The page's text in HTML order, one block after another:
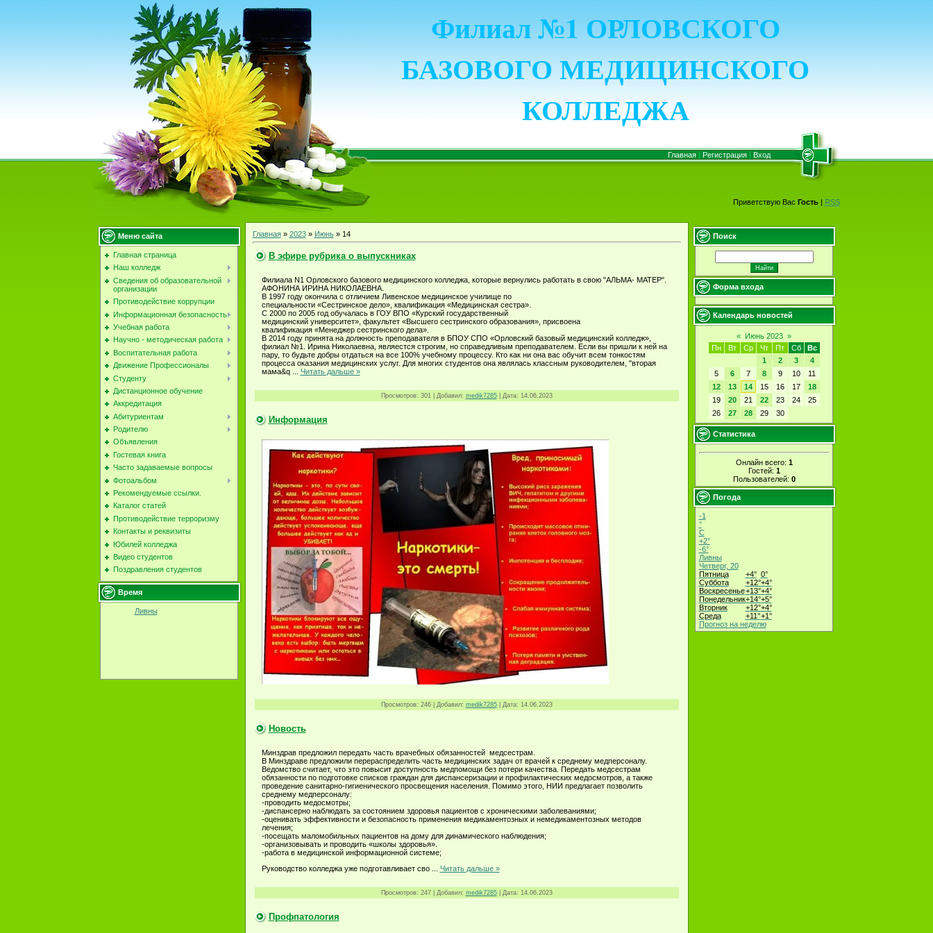
Филиал №1 ОРЛОВСКОГО
БАЗОВОГО МЕДИЦИНСКОГО
КОЛЛЕДЖА
Главная| Регистрация| Вход
Приветствую Вас Гость|RSS
Меню сайта
Главная страница
Наш колледж
Сведения об образовательной
организации
Противодействие коррупции
Информационная безопасность
Учебная работа
Научно - методическая работа
Воспитательная работа
Движение Профессионалы
Студенту
Дистанционное обучение
Аккредитация
Абитуриентам
Родителю
Объявления
Гостевая книга
Часто задаваемые вопросы
Фотоальбом
Рекомендуемые ссылки.
Каталог статей
Противодействие терроризму
Контакты и реквизиты
Юбилей колледжа
Видео студентов
Поздравления студентов
Время
Ливны
Главная» 2023 » Июнь » 14
В эфире рубрика о выпускниках
Филиала N1 Орловского базового медицинского колледжа, которые вернулись работать в свою "АЛЬМА- МАТЕР".
АФОНИНА ИРИНА НИКОЛАЕВНА.
В 1997 году окончила с отличием Ливенское медицинское училище по
специальности «Сестринское дело», квалификация «Медицинская сестра».
С 2000 по 2005 год обучалась в ГОУ ВПО «Курский государственный
медицинский университет», факультет «Высшего сестринского образования», присвоена
квалификация «Менеджер сестринского дела».
В 2014 году принята на должность преподавателя в БПОУ СПО «Орловский базовый медицинский колледж»,
филиал №1. Ирина Николаевна, являестся строгим, но справедливым преподавателем. Если вы пришли к ней на
пару, то будьте добры отдаться на все 100% учебному процессу. Кто как ни она вас обучит всем тонкостям
процесса оказания медицинских услуг. Для многих студентов она являлась классным руководителем, "вторая
мама&q
Читать дальше »
Просмотров: 301 Добавил: medik7285 Дата: 14.06.2023
Информация
Просмотров: 246 Добавил: medik7285 Дата: 14.06.2023
Новость
Минздрав предложил передать часть врачебных обязанностей медсестрам.
В Минздраве предложили перераспределить часть медицинских задач от врачей к среднему медперсоналу.
Ведомство считает, что это повысит доступность медпомощи без потери качества. Передать медсестрам
обязанности по подготовке списков граждан для диспансеризации и профилактических медосмотров, а также
проведение санитарно-гигиенического просвещения населения. Помимо этого, НИИ предлагает позволить
среднему медперсоналу:
-проводить медосмотры;
-диспансерно наблюдать за состоянием здоровья пациентов с хроническими заболеваниями;
-оценивать эффективности и безопасность применения медикаментозных и немедикаментозных методов
лечения;
-посещать маломобильных пациентов на дому для динамического наблюдения;
-организовывать и проводить «школы здоровья».
-работа в медицинской информационной системе;
Руководство колледжа уже подготавливает сво
Читать дальше »
Просмотров: 247 Добавил: medik7285 Дата: 14.06.2023
Профпатология
Поиск
Форма входа
Календарь новостей
« Июнь 2023 »
Пн
Вт Ср Чт Пт Сб
Вс
1
2 3
4
5
6 7 8 9 10
11
12
13 14 15 16 17
18
19
20 21 22 23 24
25
26
27 28 29 30
Статистика
Онлайн всего: 1
Гостей: 1
Пользователей: 0
Погода
-1
°
C
+2°
-6°
Ливны
Четверг, 20
Пятница
+4° 0°
Суббота
+12°+4°
Воскресенье+13°+4°
Понедельник+14°+5°
Вторник
+12°+4°
Среда
+11°+1°
Прогноз на неделю